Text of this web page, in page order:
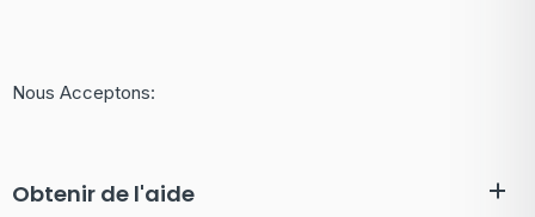
Nous Acceptons:
Obtenir de l'aide